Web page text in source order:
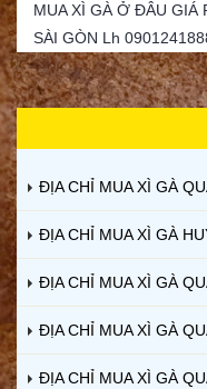
MUA XÌ GÀ Ở ĐÂU GIÁ
SÀI GÒN Lh
ĐỊA CHỈ MUA XÌ GÀ
ĐỊA CHỈ MUA XÌ GÀ
ĐỊA CHỈ MUA XÌ GÀ
ĐỊA CHỈ MUA XÌ GÀ
ĐỊA CHỈ MUA XÌ GÀ